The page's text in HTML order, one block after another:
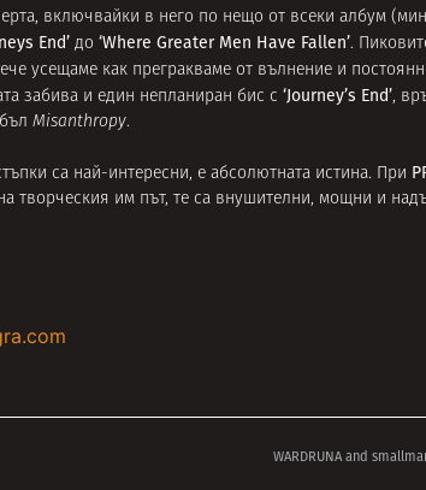
включвайки в него по нещо от всеки албум
End’ до ‘Where Greater Men Have Fallen’.
усещаме как прегракваме от вълнение и
забива и един непланиран бис с ‘Journey’s End’,
Misanthropy.
са най-интересни, е абсолютната истина. При
творческия им път, те са внушителни, мощни и
WARDRUNA and